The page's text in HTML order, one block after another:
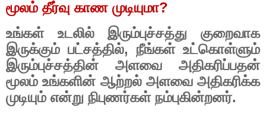
மூலம் தீர்வு காண முடியுமா?
உங்கள் உடலில் இரும்புச்சத்து குறைவாக
இருக்கும் பட்சத்தில், நீங்கள் உட்கொள்ளும்
இரும்புச்சத்தின் அளவை அதிகரிப்பதன்
மூலம் உங்களின் ஆற்றல் அளவை அதிகரிக்க
முடியும் என்று நிபுணர்கள் நம்புகின்றனர்.